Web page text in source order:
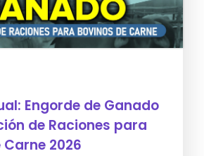
Engorde de Ganado
de Raciones para
2026